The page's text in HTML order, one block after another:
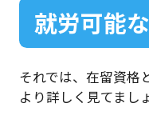
就労可能
それでは、在留資格
より詳しく見てまし